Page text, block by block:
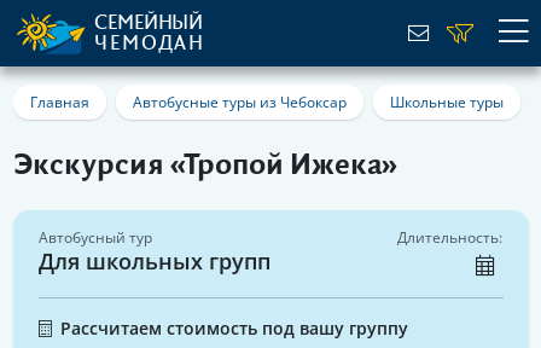
СЕМЕЙНЫЙ
ЧЕМОДАН
Главная Автобусные туры из Чебоксар Школьные туры
Экскурсия «Тропой Ижека»
Автобусный тур
Для школьных групп
Длительность:
Рассчитаем стоимость под вашу группу